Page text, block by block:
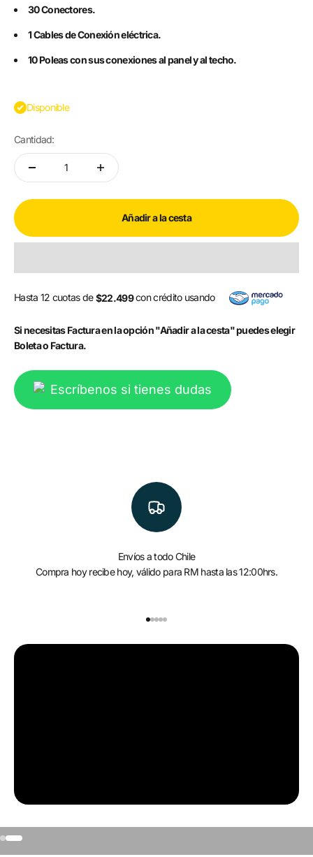
30 Conectores.
1 Cables de Conexión eléctrica.
10 Poleas con sus conexiones al panel y al techo.
Disponible
Cantidad:
Añadir a la cesta
Hasta 12 cuotas de$22.499con crédito usando
Si necesitas Factura en la opción "Añadir a la cesta" puedes elegir
Boleta o Factura.
Escríbenos si tienes dudas
Envíos a todo Chile
Compra hoy recibe hoy, válido para RM hasta las 12:00hrs.
Ir al artículo 1
Ir al artículo 2